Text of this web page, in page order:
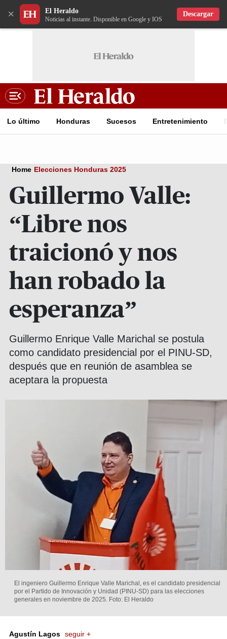
× El Heraldo
Noticias al instante. Disponible en Google y IOS
Descargar
Lo último Honduras Sucesos Entretenimiento
Home Elecciones Honduras 2025
Guillermo Valle:
“Libre nos
traicionó y nos
han robado la
esperanza”
Guillermo Enrique Valle Marichal se postula
como candidato presidencial por el PINU-SD,
después que en reunión de asamblea se
aceptara la propuesta
El ingeniero Guillermo Enrique Valle Marichal, es el candidato presidencial
por el Partido de Innovación y Unidad (PINU-SD) para las elecciones
generales en noviembre de 2025. Foto: El Heraldo
Agustín Lagos seguir +